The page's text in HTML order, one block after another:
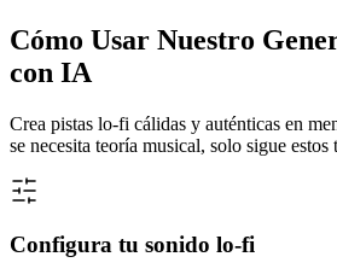
Cómo Usar Nuestro
con IA
Crea pistas lo-fi cálidas y auténticas en
se necesita teoría musical, solo sigue estos
Configura tu sonido lo-fi